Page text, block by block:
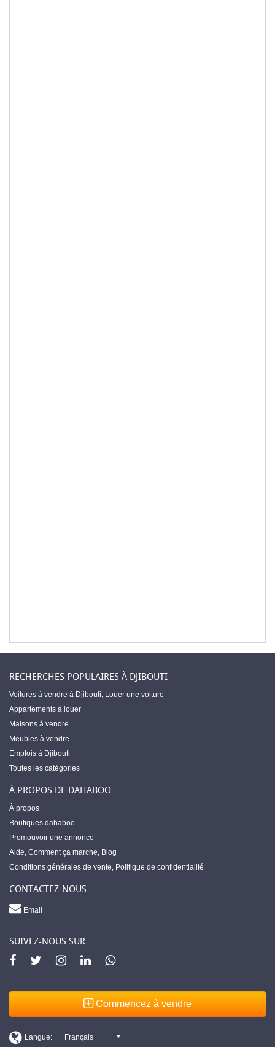
RECHERCHES POPULAIRES À DJIBOUTI
Voitures à vendre à Djibouti, Louer une voiture
Appartements à louer
Maisons à vendre
Meubles à vendre
Emplois à Djibouti
Toutes les catégories
À PROPOS DE DAHABOO
À propos
Boutiques dahaboo
Promouvoir une annonce
Aide, Comment ça marche, Blog
Conditions générales de vente, Politique de confidentialité
CONTACTEZ-NOUS
Email
SUIVEZ-NOUS SUR
Commencez à vendre